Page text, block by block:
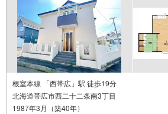
根室本線 「西帯広」駅 徒歩19分
北海道帯広市西二十二条南3丁目
1987年3月（築40年）